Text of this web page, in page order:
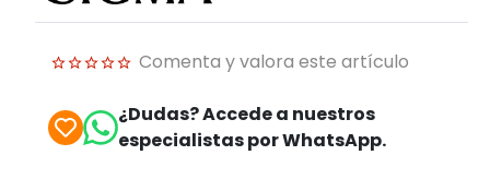
Comenta y valora este artículo
¿Dudas? Accede a nuestros
especialistas por WhatsApp.